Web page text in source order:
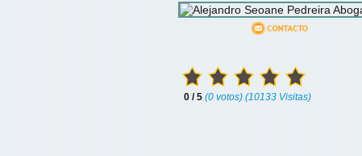
0 / 5 (0 votos) (10133 Visitas)